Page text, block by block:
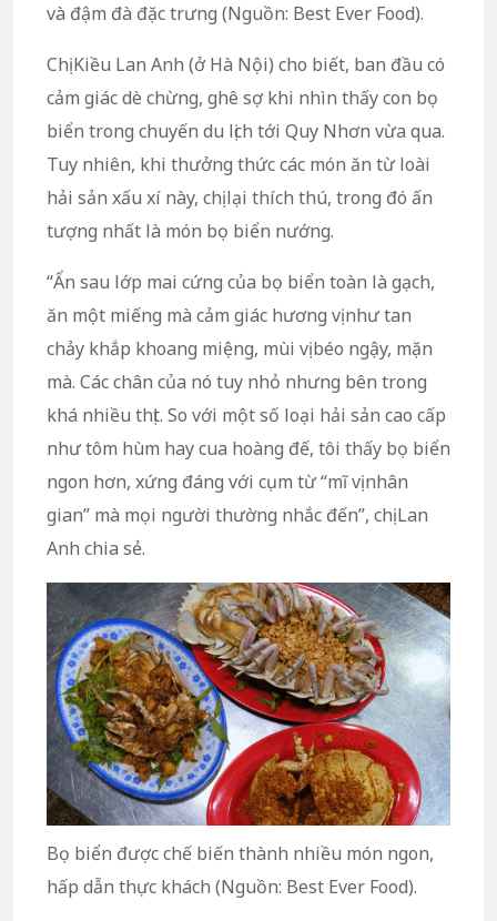
và đậm đà đặc trưng (Nguồn: Best Ever Food).
Chị Kiều Lan Anh (ở Hà Nội) cho biết, ban đầu có
cảm giác dè chừng, ghê sợ khi nhìn thấy con bọ
biển trong chuyến du lịch tới Quy Nhơn vừa qua.
Tuy nhiên, khi thưởng thức các món ăn từ loài
hải sản xấu xí này, chị lại thích thú, trong đó ấn
tượng nhất là món bọ biển nướng.
“Ẩn sau lớp mai cứng của bọ biển toàn là gạch,
ăn một miếng mà cảm giác hương vị như tan
chảy khắp khoang miệng, mùi vị béo ngậy, mặn
mà. Các chân của nó tuy nhỏ nhưng bên trong
khá nhiều thịt. So với một số loại hải sản cao cấp
như tôm hùm hay cua hoàng đế, tôi thấy bọ biển
ngon hơn, xứng đáng với cụm từ “mĩ vị nhân
gian” mà mọi người thường nhắc đến”, chị Lan
Anh chia sẻ.
Bọ biển được chế biến thành nhiều món ngon,
hấp dẫn thực khách (Nguồn: Best Ever Food).